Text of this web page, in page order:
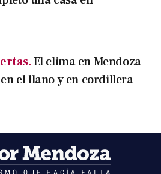
El clima en Mendoza
el llano y en cordillera